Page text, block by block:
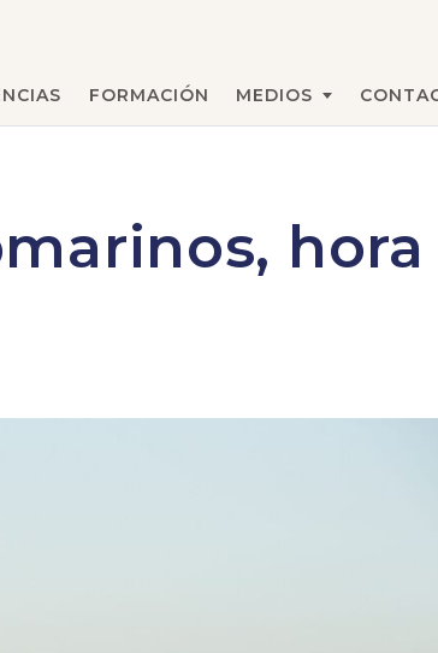
FORMACIÓN MEDIOS
hora